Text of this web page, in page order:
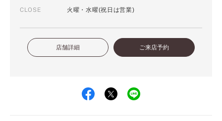
CLOSE 火曜・水曜(祝日は営業)
店舗詳細 ご来店予約